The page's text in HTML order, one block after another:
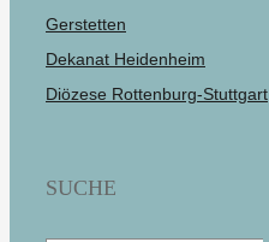
Gerstetten
Dekanat Heidenheim
Diözese Rottenburg-Stuttgart
SUCHE